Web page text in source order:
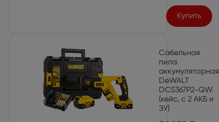
Купить
Сабельная
пила
аккумуляторная
DeWALT
DCS367P2-QW
(кейс, с 2 АКБ и
ЗУ)